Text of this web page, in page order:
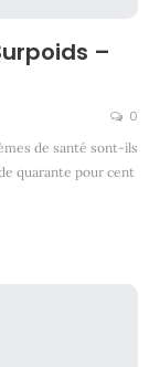
–
0
de santé sont-ils
quarante pour cent